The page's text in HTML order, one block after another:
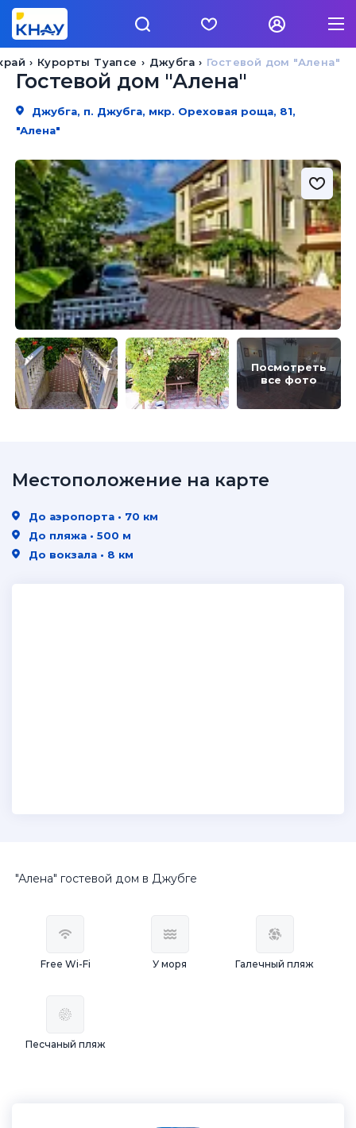
Гостевой дом "Алена"
Джубга
Курорты Туапсе
Гостевой дом "Алена"
Джубга, п. Джубга, мкр. Ореховая роща, 81,
"Алена"
Посмотреть
все фото
"Алена" гостевой дом в Джубге
Free Wi-Fi У моря Галечный пляж
Песчаный пляж
Местоположение на карте
До аэропорта • 70 км
До пляжа • 500 м
До вокзала • 8 км